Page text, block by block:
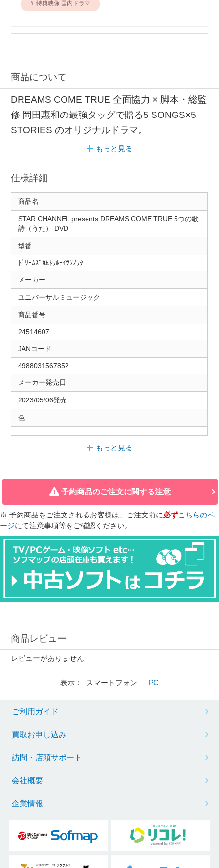
特典映像 国内ドラマ
商品について
DREAMS COME TRUE 全面協力 × 脚本・総監
修 岡田惠和の最強タッグで贈る5 SONGS×5
STORIES のオリジナルドラマ。
もっと見る
仕様詳細
商品名
STAR CHANNEL presents DREAMS COME TRUE 5つの歌
詩（うた） DVD
型番
ﾄﾞﾘｰﾑｽﾞｶﾑﾄｳﾙｰｲﾂﾂﾉｳﾀ
メーカー
ユニバーサルミュージック
商品番号
24514607
JANコード
4988031567852
メーカー発売日
2023/05/06発売
色
もっと見る
予約商品のご注文に関する注意
※ 予約商品をご注文されるお客様は、ご注文前に必ずこちらのペ
ージにて注意事項等をご確認ください。
商品レビュー
レビューがありません
表示： スマートフォン ｜ PC
ご利用ガイド
買取お申し込み
訪問・店頭サポート
会社概要
企業情報